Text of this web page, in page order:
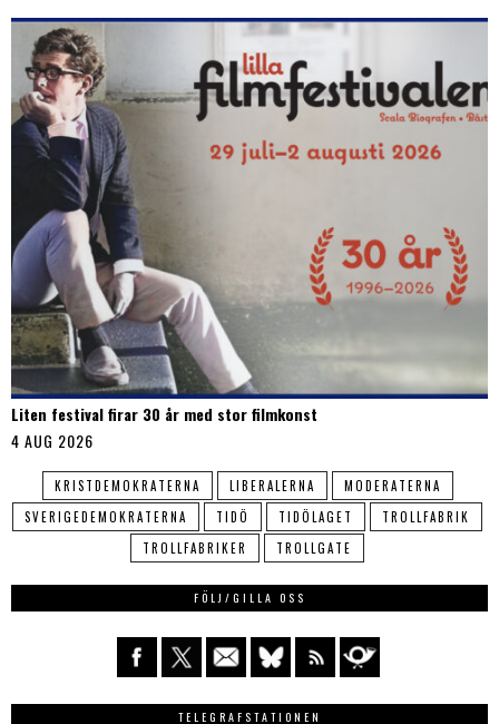
Liten festival firar 30 år med stor filmkonst
4 AUG 2026
KRISTDEMOKRATERNA LIBERALERNA
MODERATERNA
SVERIGEDEMOKRATERNA
TIDÖ TIDÖLAGET
TROLLFABRIK
TROLLFABRIKER
TROLLGATE
FÖLJ/GILLA OSS
TELEGRAFSTATIONEN